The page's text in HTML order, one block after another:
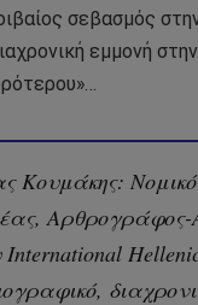
σεβασμός
εμμονή
Κουμάκης:
Αρθρογράφος-
International